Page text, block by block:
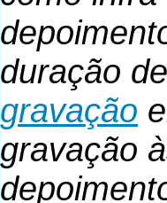
duração
gravação
gravação